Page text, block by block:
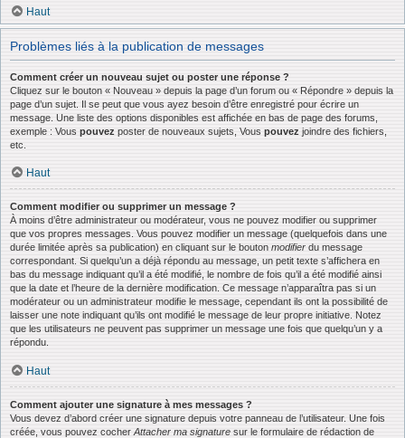
Haut
Problèmes liés à la publication de messages
Comment créer un nouveau sujet ou poster une réponse ?
Cliquez sur le bouton « Nouveau » depuis la page d’un forum ou « Répondre » depuis la
page d’un sujet. Il se peut que vous ayez besoin d’être enregistré pour écrire un
message. Une liste des options disponibles est affichée en bas de page des forums,
exemple : Vous pouvez poster de nouveaux sujets, Vous pouvez joindre des fichiers,
etc.
Haut
Comment modifier ou supprimer un message ?
À moins d’être administrateur ou modérateur, vous ne pouvez modifier ou supprimer
que vos propres messages. Vous pouvez modifier un message (quelquefois dans une
durée limitée après sa publication) en cliquant sur le bouton modifier du message
correspondant. Si quelqu’un a déjà répondu au message, un petit texte s’affichera en
bas du message indiquant qu’il a été modifié, le nombre de fois qu’il a été modifié ainsi
que la date et l’heure de la dernière modification. Ce message n’apparaîtra pas si un
modérateur ou un administrateur modifie le message, cependant ils ont la possibilité de
laisser une note indiquant qu’ils ont modifié le message de leur propre initiative. Notez
que les utilisateurs ne peuvent pas supprimer un message une fois que quelqu’un y a
répondu.
Haut
Comment ajouter une signature à mes messages ?
Vous devez d’abord créer une signature depuis votre panneau de l’utilisateur. Une fois
créée, vous pouvez cocher Attacher ma signature sur le formulaire de rédaction de